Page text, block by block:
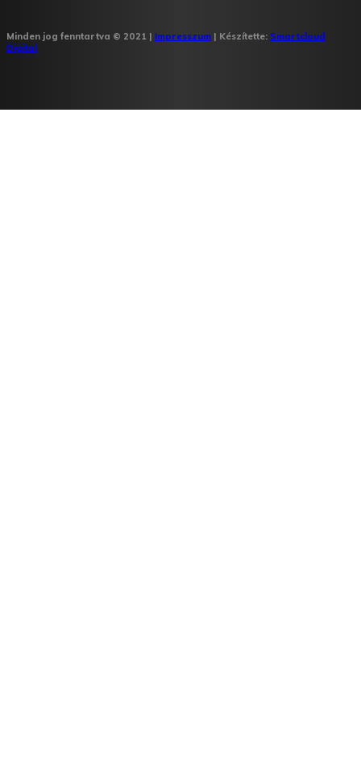
Minden jog fenntartva © 2021 | Impresszum | Készítette: Smartcloud
Digital